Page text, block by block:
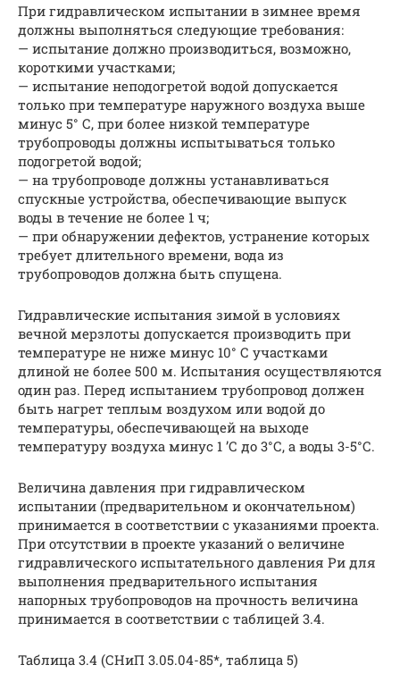
При гидравлическом испытании в зимнее время
должны выполняться следующие требования:
— испытание должно производиться, возможно,
короткими участками;
— испытание неподогретой водой допускается
только при температуре наружного воздуха выше
минус 5° С, при более низкой температуре
трубопроводы должны испытываться только
подогретой водой;
— на трубопроводе должны устанавливаться
спускные устройства, обеспечивающие выпуск
воды в течение не более 1 ч;
— при обнаружении дефектов, устранение которых
требует длительного времени, вода из
трубопроводов должна быть спущена.
Гидравлические испытания зимой в условиях
вечной мерзлоты допускается производить при
температуре не ниже минус 10° С участками
длиной не более 500 м. Испытания осуществляются
один раз. Перед испытанием трубопровод должен
быть нагрет теплым воздухом или водой до
температуры, обеспечивающей на выходе
температуру воздуха минус 1 ’С до 3°С, а воды 3-5°С.
Величина давления при гидравлическом
испытании (предварительном и окончательном)
принимается в соответствии с указаниями проекта.
При отсутствии в проекте указаний о величине
гидравлического испытательного давления Ри для
выполнения предварительного испытания
напорных трубопроводов на прочность величина
принимается в соответствии с таблицей 3.4.
Таблица 3.4 (СНиП 3.05.04-85*, таблица 5)